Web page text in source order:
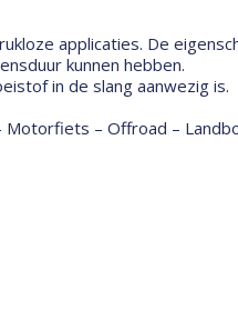
applicaties. De
kunnen hebben.
in de slang aanwezig is.
– Offroad –